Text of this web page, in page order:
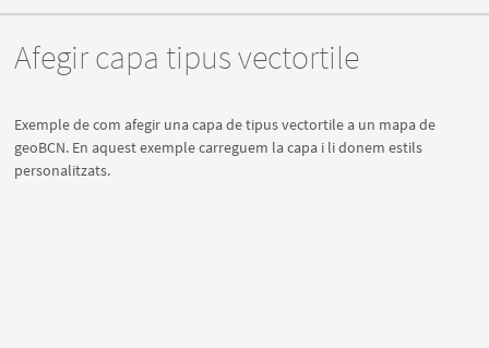
Afegir capa tipus vectortile
Exemple de com afegir una capa de tipus vectortile a un mapa de
geoBCN. En aquest exemple carreguem la capa i li donem estils
personalitzats.